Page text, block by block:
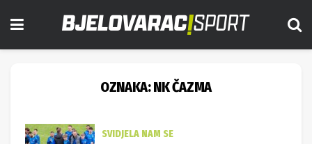
OZNAKA:NK ČAZMA
SVIDJELA NAM SE